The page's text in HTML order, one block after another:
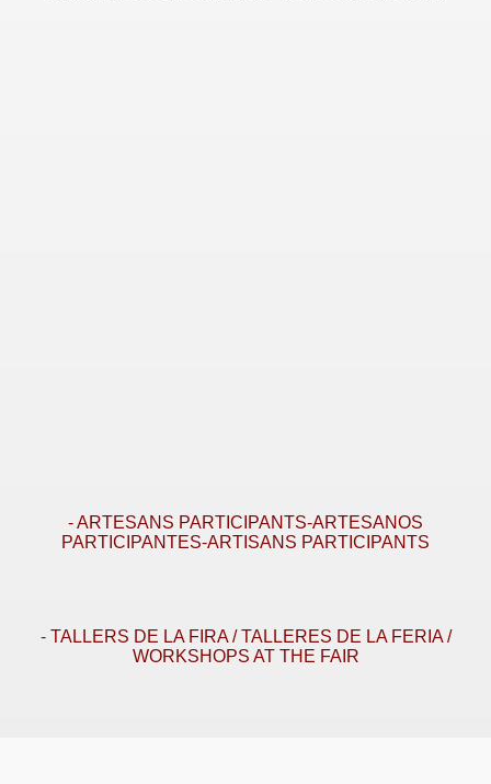
- ARTESANS PARTICIPANTS-ARTESANOS
PARTICIPANTES-ARTISANS PARTICIPANTS
-TALLERS DE LA FIRA / TALLERES DE LA FERIA /
WORKSHOPS AT THE FAIR